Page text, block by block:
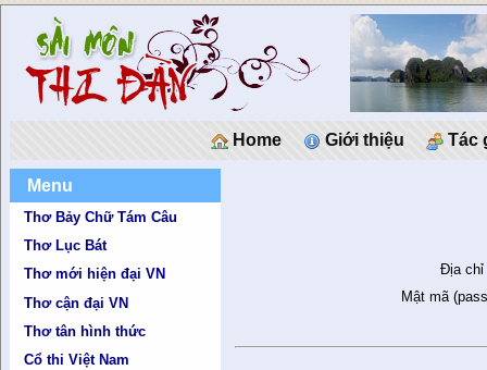
Home Giới thiệu Tác
Menu
Thơ Bảy Chữ Tám Câu
Thơ Lục Bát
Thơ mới hiện đại VN
Thơ cận đại VN
Thơ tân hình thức
Cổ thi Việt Nam
Địa chỉ
Mật mã